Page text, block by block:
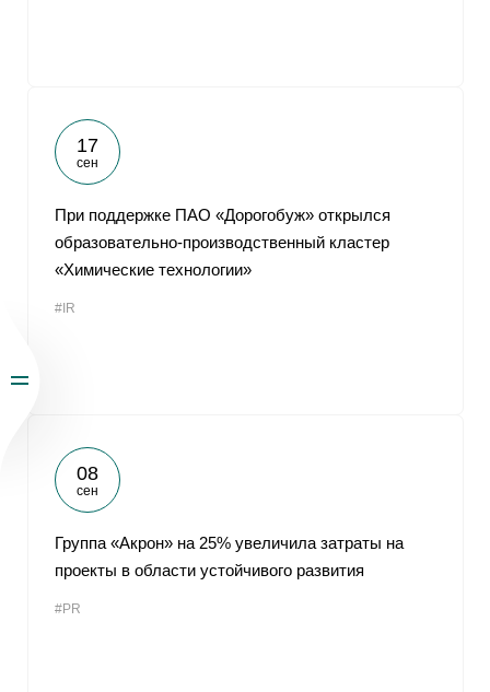
17
сен
При поддержке ПАО «Дорогобуж» открылся
образовательно-производственный кластер
«Химические технологии»
#IR
08
сен
Группа «Акрон» на 25% увеличила затраты на
проекты в области устойчивого развития
#PR